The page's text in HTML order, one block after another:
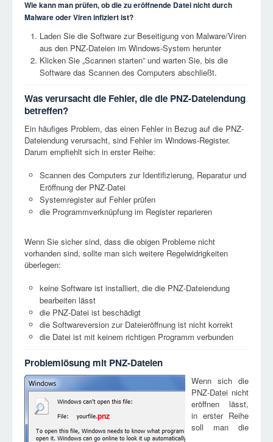
Wie kann man prüfen, ob die zu eröffnende Datei nicht durch
Malware oder Viren infiziert ist?
Laden Sie die Software zur Beseitigung von Malware/Viren
aus den PNZ-Dateien im Windows-System herunter
Klicken Sie „Scannen starten” und warten Sie, bis die
Software das Scannen des Computers abschließt.
Was verursacht die Fehler, die die PNZ-Dateiendung
betreffen?
Ein häufiges Problem, das einen Fehler in Bezug auf die PNZ-
Dateiendung verursacht, sind Fehler im Windows-Register.
Darum empfiehlt sich in erster Reihe:
Scannen des Computers zur Identifizierung, Reparatur und
Eröffnung der PNZ-Datei
Systemregister auf Fehler prüfen
die Programmverknüpfung im Register reparieren
Wenn Sie sicher sind, dass die obigen Probleme nicht
vorhanden sind, sollte man sich weitere Regelwidrigkeiten
überlegen:
keine Software ist installiert, die die PNZ-Dateiendung
bearbeiten lässt
die PNZ-Datei ist beschädigt
die Softwareversion zur Dateieröffnung ist nicht korrekt
die Datei ist mit keinem richtigen Programm verbunden
Problemlösung mit PNZ-Dateien
pnz
Wenn sich die
PNZ-Datei nicht
eröffnen lässt,
in erster Reihe
soll man die